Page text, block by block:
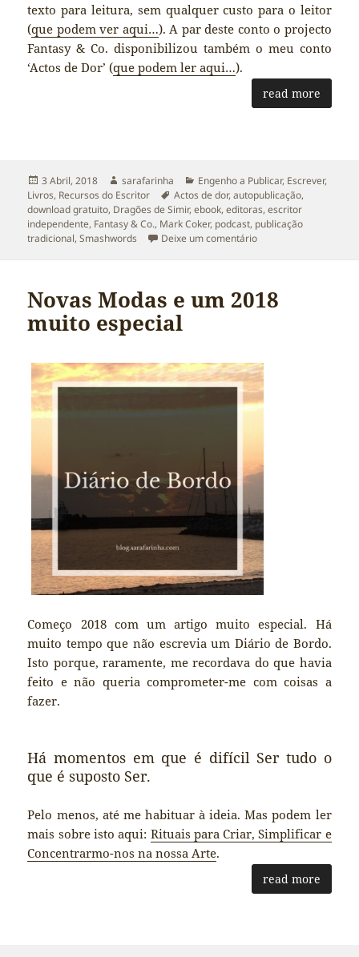
texto para leitura, sem qualquer custo para o leitor
(que podem ver aqui…). A par deste conto o projecto
Fantasy & Co. disponibilizou também o meu conto
‘Actos de Dor’ (que podem ler aqui…).
read more
Publicado
a
3 Abril, 2018 Autor
sarafarinha Categorias
Engenho a Publicar, Escrever,
Livros, Recursos do Escritor Etiquetas
Actos de dor,autopublicação,
download gratuito, Dragões de Simir,ebook,editoras,escritor
independente, Fantasy & Co., Mark Coker, podcast, publicação
tradicional,Smashwords Deixe um comentáriosobre Recursos do
Novas Modas e um 2018
muito especial
Começo 2018 com um artigo muito especial. Há
muito tempo que não escrevia um Diário de Bordo.
Isto porque, raramente, me recordava do que havia
feito e não queria comprometer-me com coisas a
fazer.
Há momentos em que é difícil Ser tudo o
que é suposto Ser.
Pelo menos, até me habituar à ideia. Mas podem ler
mais sobre isto aqui: Rituais para Criar, Simplificar e
Concentrarmo-nos na nossa Arte.
read more